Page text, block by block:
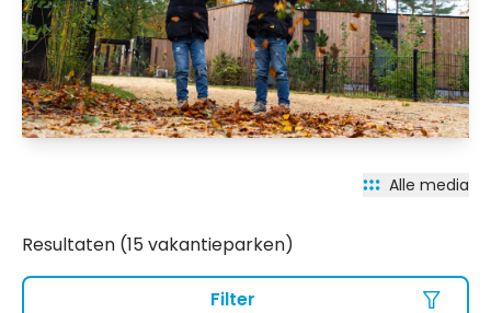
Alle media
Resultaten (15 vakantieparken)
Filter